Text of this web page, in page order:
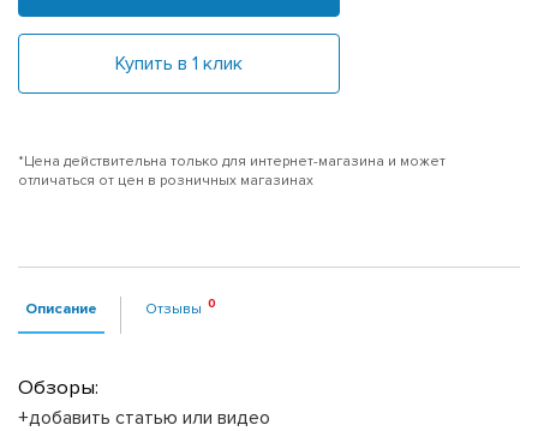
Купить в 1 клик
*Цена действительна только для интернет-магазина и может
отличаться от цен в розничных магазинах
Описание Отзывы
Обзоры:
+добавить статью или видео